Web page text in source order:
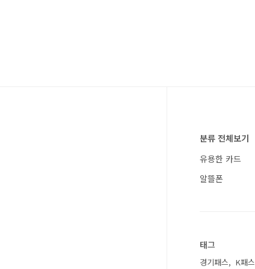
분류 전체보기
유용한 카드
알뜰폰
태그
경기패스 K패스